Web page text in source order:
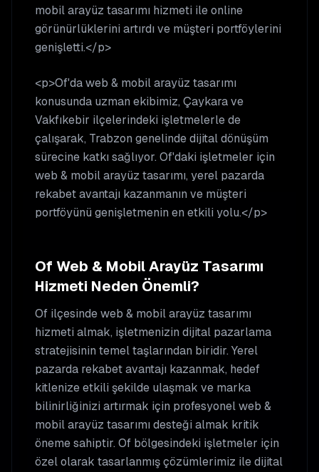
mobil arayüz tasarımı hizmeti ile online
görünürlüklerini artırdı ve müşteri portföylerini
genişletti.</p>
<p>Of'da web & mobil arayüz tasarımı
konusunda uzman ekibimiz, Çaykara ve
Vakfıkebir ilçelerindeki işletmelerle de
çalışarak, Trabzon genelinde dijital dönüşüm
sürecine katkı sağlıyor. Of'daki işletmeler için
web & mobil arayüz tasarımı, yerel pazarda
rekabet avantajı kazanmanın ve müşteri
portföyünü genişletmenin en etkili yolu.</p>
Of Web & Mobil Arayüz Tasarımı
Hizmeti Neden Önemli?
Of ilçesindeweb & mobil arayüz tasarımı
hizmeti almak, işletmenizin dijital pazarlama
stratejisinin temel taşlarından biridir. Yerel
pazarda rekabet avantajı kazanmak, hedef
kitlenize etkili şekilde ulaşmak ve marka
bilinirliğinizi artırmak için profesyonelweb &
mobil arayüz tasarımı desteği almak kritik
öneme sahiptir. Of bölgesindeki işletmeler için
özel olarak tasarlanmış çözümlerimiz ile dijital